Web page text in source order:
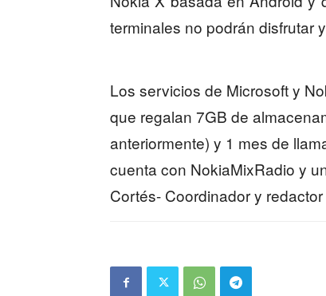
terminales no podrán disfrutar
Los servicios de Microsoft y
que regalan 7GB de
anteriormente) y 1 mes de
cuenta con NokiaMixRadio y
Cortés- Coordinador y